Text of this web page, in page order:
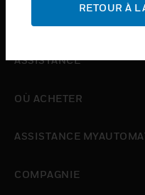
INDUSTRIES
ASSISTANCE
OÙ ACHETER
ASSISTANCE
COMPAGNIE
RETOUR À